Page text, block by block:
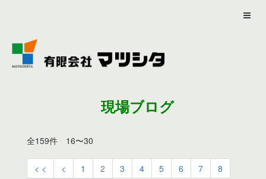
現場ブログ
全159件 16〜30
< < < 1 2 3 4 5 6 7
8